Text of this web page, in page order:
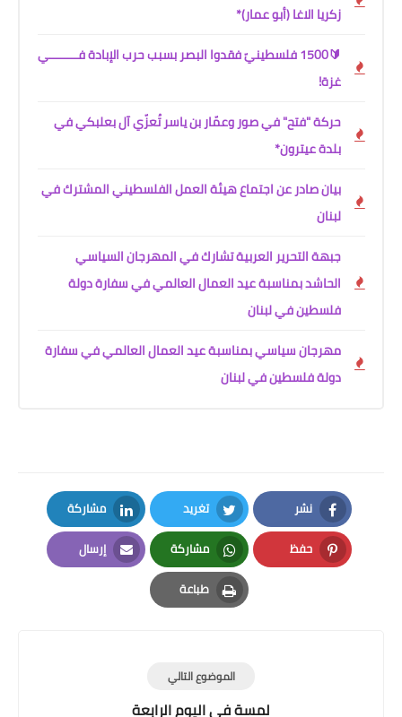
زكريا الاغا (أبو عمار)*
🔰1500 فلسطينيّ فقدوا البصر بسبب حرب الإبادة فــــــــي
غزة!
حركة "فتح" في صور وعمّار بن ياسر تُعزّي آل بعلبكي في
بلدة عيترون*
بيان صادر عن اجتماع هيئة العمل الفلسطيني المشترك في
لبنان
جبهة التحرير العربية تشارك في المهرجان السياسي
الحاشد بمناسبة عيد العمال العالمي في سفارة دولة
فلسطين في لبنان
مهرجان سياسي بمناسبة عيد العمال العالمي في سفارة
دولة فلسطين في لبنان
نشر
Facebook
تغريد
Twitter
مشاركة
LinkedIn
حفظ
Pinterest
مشاركة
Whatsapp
إرسال
Email
طباعة
Print
الموضوع التالي
لمسة ‏في ‏اليوم ‏الرابعة